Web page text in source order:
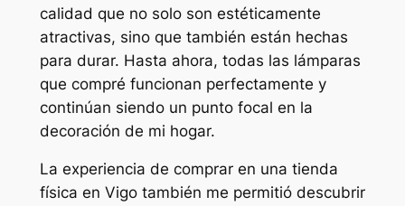
calidad que no solo son estéticamente
atractivas, sino que también están hechas
para durar. Hasta ahora, todas las lámparas
que compré funcionan perfectamente y
continúan siendo un punto focal en la
decoración de mi hogar.
La experiencia de comprar en una tienda
física en Vigo también me permitió descubrir